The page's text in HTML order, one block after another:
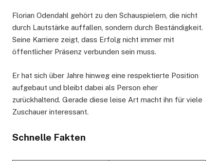
Florian Odendahl gehört zu den Schauspielern, die nicht
durch Lautstärke auffallen, sondern durch Beständigkeit.
Seine Karriere zeigt, dass Erfolg nicht immer mit
öffentlicher Präsenz verbunden sein muss.
Er hat sich über Jahre hinweg eine respektierte Position
aufgebaut und bleibt dabei als Person eher
zurückhaltend. Gerade diese leise Art macht ihn für viele
Zuschauer interessant.
Schnelle Fakten